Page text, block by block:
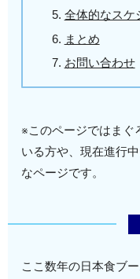
✍取得方法
✍書類の輸送
✍輸出通関に
✍輸出HSコー
✍税関への申
全体的なスケ
✍フライト時
✍フライト時
まとめ
お問い合わせ
※このページではまぐ
いる方や、現在進行
なページです。
ここ数年の日本食ブ